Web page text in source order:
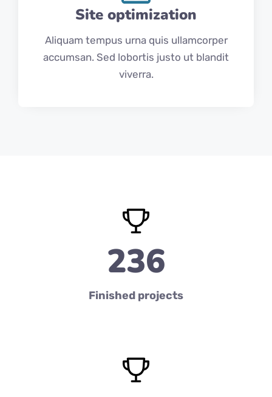
Site optimization
Aliquam tempus urna quis ullamcorper
accumsan. Sed lobortis justo ut blandit
viverra.
236
Finished projects